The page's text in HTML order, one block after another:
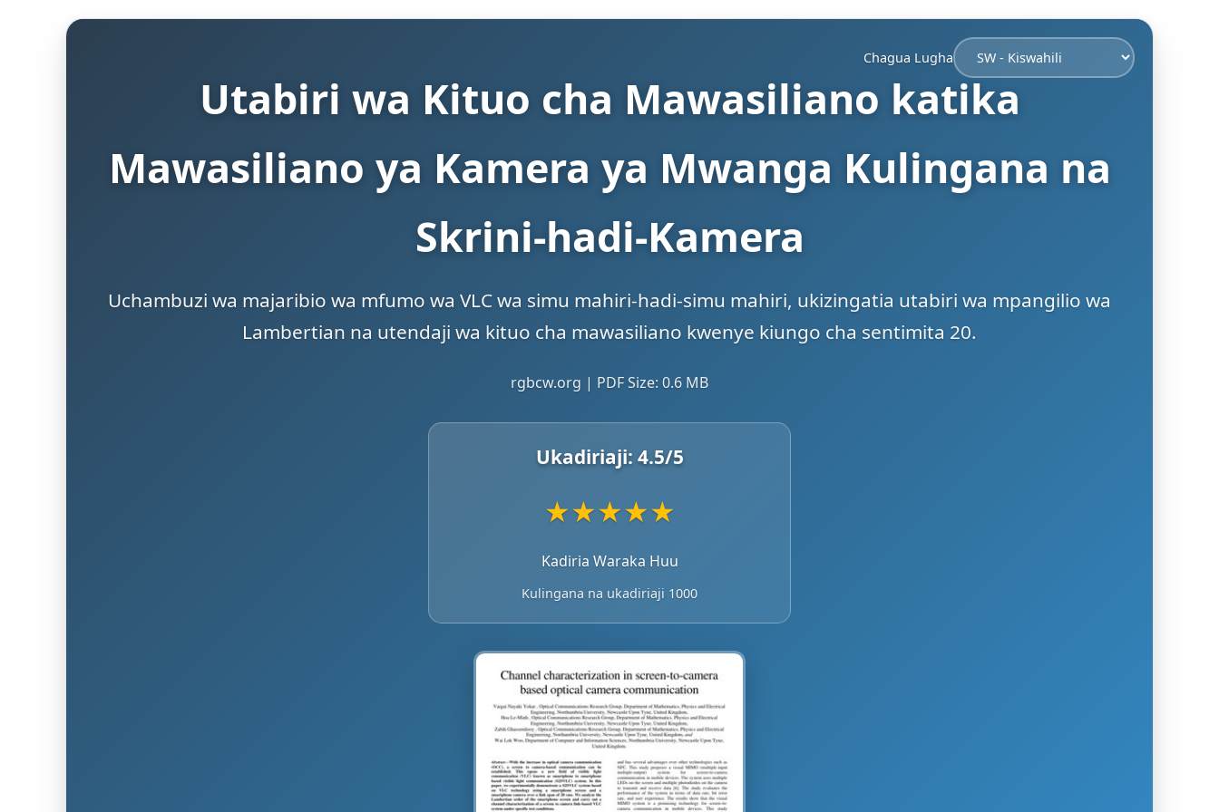
Chagua Lugha
Utabiri wa Kituo cha Mawasiliano katika
Mawasiliano ya Kamera ya Mwanga Kulingana na
Skrini-hadi-Kamera
Uchambuzi wa majaribio wa mfumo wa VLC wa simu mahiri-hadi-simu mahiri, ukizingatia utabiri wa mpangilio wa
Lambertian na utendaji wa kituo cha mawasiliano kwenye kiungo cha sentimita 20.
rgbcw.org | PDF Size: 0.6 MB
Ukadiriaji: 4.5/5
★★★★★
Kadiria Waraka Huu
Kulingana na ukadiriaji 1000